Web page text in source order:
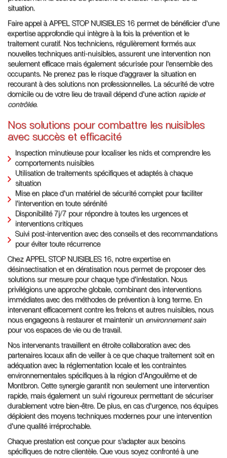
situation.
Faire appel à APPEL STOP NUISIBLES 16 permet de bénéficier d'une
expertise approfondie qui intègre à la fois la prévention et le
traitement curatif. Nos techniciens, régulièrement formés aux
nouvelles techniques anti-nuisibles, assurent une intervention non
seulement efficace mais également sécurisée pour l'ensemble des
occupants. Ne prenez pas le risque d'aggraver la situation en
recourant à des solutions non professionnelles. La sécurité de votre
domicile ou de votre lieu de travail dépend d'une action rapide et
contrôlée.
Nos solutions pour combattre les nuisibles
avec succès et efficacité
Inspection minutieuse pour localiser les nids et comprendre les
comportements nuisibles
Utilisation de traitements spécifiques et adaptés à chaque
situation
Mise en place d'un matériel de sécurité complet pour faciliter
l'intervention en toute sérénité
Disponibilité 7j/7 pour répondre à toutes les urgences et
interventions critiques
Suivi post-intervention avec des conseils et des recommandations
pour éviter toute récurrence
Chez APPEL STOP NUISIBLES 16, notre expertise en
désinsectisation et en dératisation nous permet de proposer des
solutions sur mesure pour chaque type d'infestation. Nous
privilégions une approche globale, combinant des interventions
immédiates avec des méthodes de prévention à long terme. En
intervenant efficacement contre les frelons et autres nuisibles, nous
nous engageons à restaurer et maintenir un environnement sain
pour vos espaces de vie ou de travail.
Nos intervenants travaillent en étroite collaboration avec des
partenaires locaux afin de veiller à ce que chaque traitement soit en
adéquation avec la réglementation locale et les contraintes
environnementales spécifiques à la région d'Angoulême et de
Montbron. Cette synergie garantit non seulement une intervention
rapide, mais également un suivi rigoureux permettant de sécuriser
durablement votre bien-être. De plus, en cas d'urgence, nos équipes
déploient des moyens techniques modernes pour une intervention
d'une qualité irréprochable.
Chaque prestation est conçue pour s'adapter aux besoins
spécifiques de notre clientèle. Que vous soyez confronté à une